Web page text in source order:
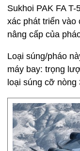
Sukhoi PAK FA
xác phát triển vào
nâng cấp của
Loại súng/pháo
máy bay: trọng
loại súng cỡ nòng